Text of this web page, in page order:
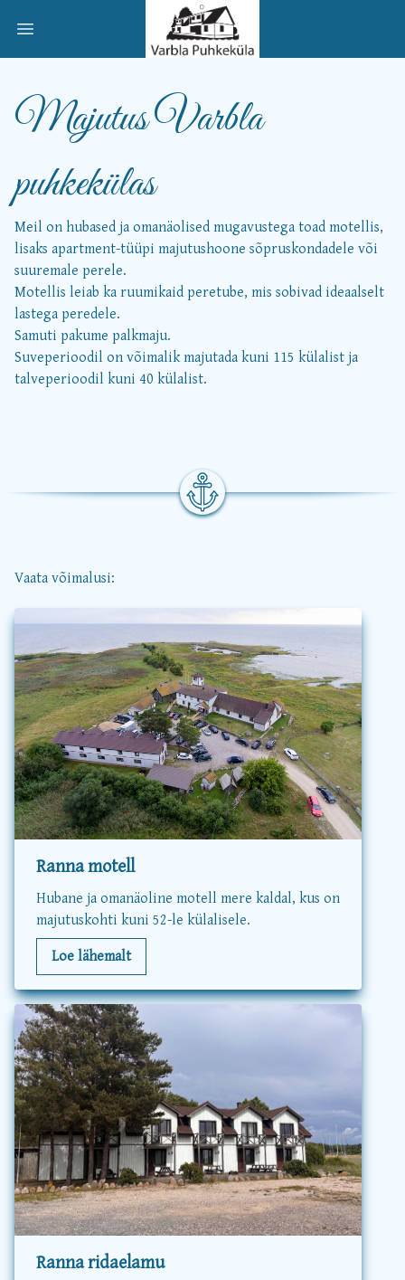
Open main menu
Majutus Varbla
puhkekülas
Meil on hubased ja omanäolised mugavustega toad motellis,
lisaks apartment-tüüpi majutushoone sõpruskondadele või
suuremale perele.
Motellis leiab ka ruumikaid peretube, mis sobivad ideaalselt
lastega peredele.
Samuti pakume palkmaju.
Suveperioodil on võimalik majutada kuni 115 külalist ja
talveperioodil kuni 40 külalist.
Vaata võimalusi:
Ranna motell
Hubane ja omanäoline motell mere kaldal, kus on
majutuskohti kuni 52-le külalisele.
Loe lähemalt
Ranna ridaelamu